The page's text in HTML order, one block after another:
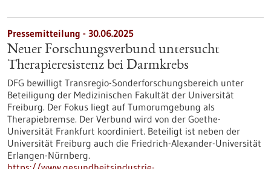
Pressemitteilung - 30.06.2025
Neuer Forschungsverbund untersucht
Therapieresistenz bei Darmkrebs
DFG bewilligt Transregio-Sonderforschungsbereich unter
Beteiligung der Medizinischen Fakultät der Universität
Freiburg. Der Fokus liegt auf Tumorumgebung als
Therapiebremse. Der Verbund wird von der Goethe-
Universität Frankfurt koordiniert. Beteiligt ist neben der
Universität Freiburg auch die Friedrich-Alexander-Universität
Erlangen-Nürnberg.